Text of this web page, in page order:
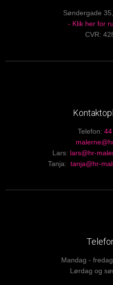
Søndergade
- Klik her for
CVR:
Telefon: ​
Lars: lars@hr-
Tanja: tanja@hr-
Mandag -
Lørdag og